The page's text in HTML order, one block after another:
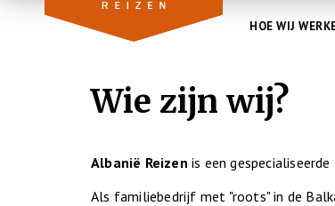
HOE WIJ
Wie zijn wij?
Albanië Reizen is een
Als familiebedrijf met "roots" in de